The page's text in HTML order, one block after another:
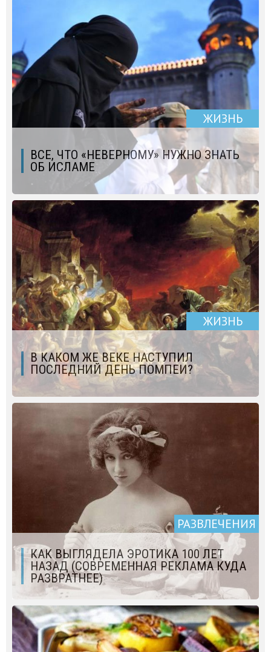
ЖИЗНЬ
ВСЕ, ЧТО «НЕВЕРНОМУ» НУЖНО ЗНАТЬ
ОБ ИСЛАМЕ
ЖИЗНЬ
В КАКОМ ЖЕ ВЕКЕ НАСТУПИЛ
ПОСЛЕДНИЙ ДЕНЬ ПОМПЕИ?
РАЗВЛЕЧЕНИЯ
КАК ВЫГЛЯДЕЛА ЭPOТИКA 100 ЛЕТ
НАЗАД (СОВРЕМЕННАЯ РЕКЛАМА КУДА
РАЗВРАТНЕЕ)